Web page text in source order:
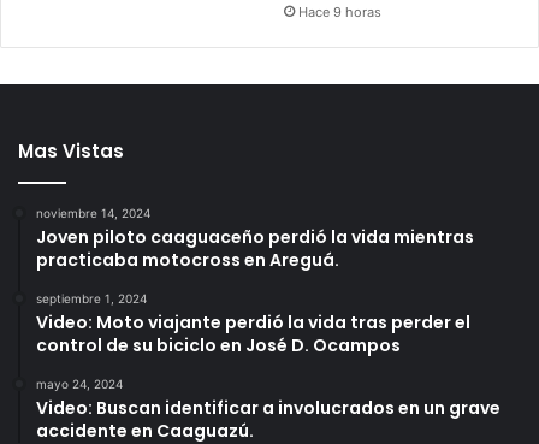
Hace 9 horas
Mas Vistas
noviembre 14, 2024
Joven piloto caaguaceño perdió la vida mientras
practicaba motocross en Areguá.
septiembre 1, 2024
Video: Moto viajante perdió la vida tras perder el
control de su biciclo en José D. Ocampos
mayo 24, 2024
Video: Buscan identificar a involucrados en un grave
accidente en Caaguazú.